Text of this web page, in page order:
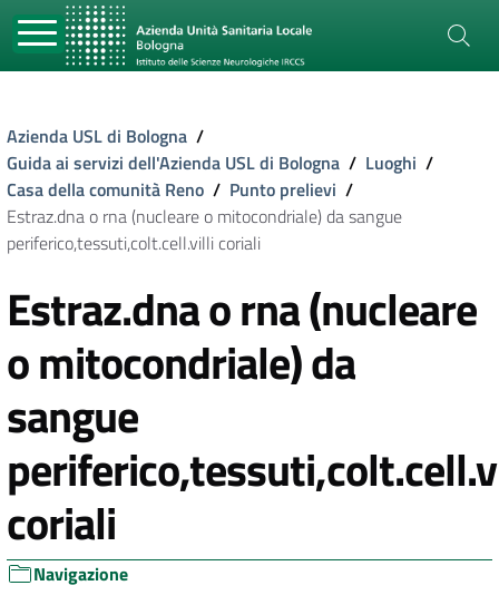
Azienda USL di Bologna /
Guida ai servizi dell'Azienda USL di Bologna / Luoghi /
Casa della comunità Reno / Punto prelievi /
Estraz.dna o rna (nucleare o mitocondriale) da sangue
periferico,tessuti,colt.cell.villi coriali
Estraz.dna o rna (nucleare
o mitocondriale) da
sangue
coriali
Navigazione